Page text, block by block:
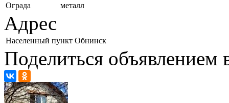
Ограда
металл
Адрес
Населенный пункт Обнинск
Поделиться объявлением